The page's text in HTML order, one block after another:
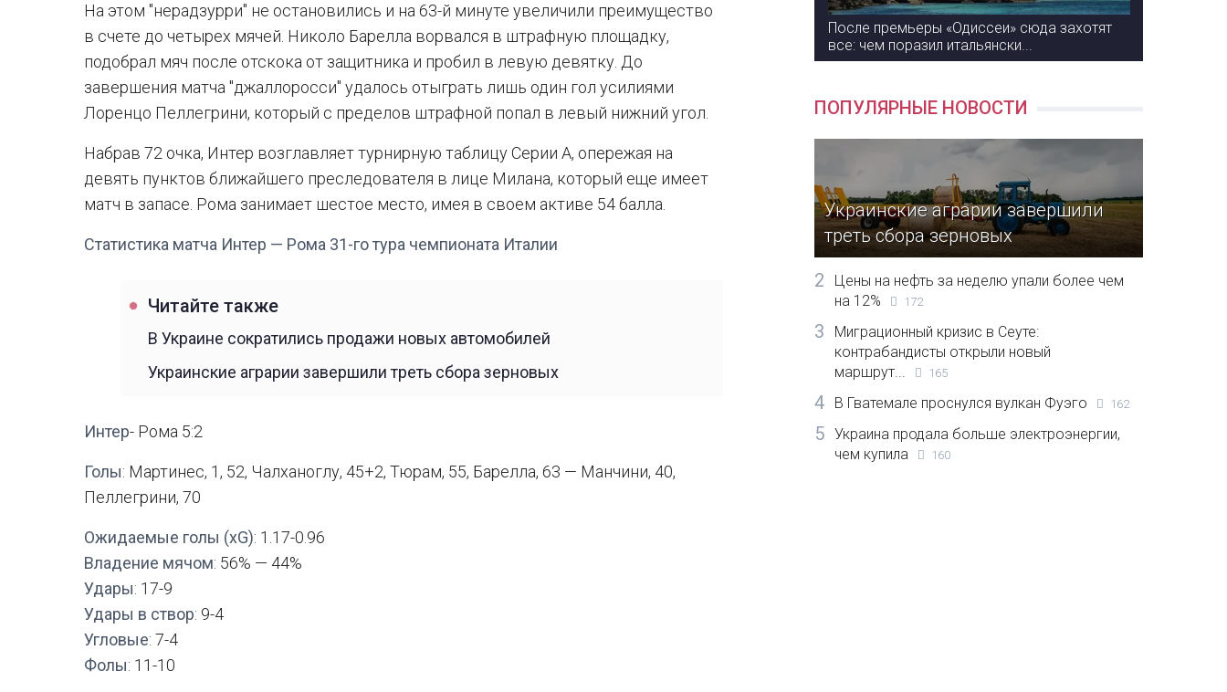
На этом "нерадзурри" не остановились и на 63-й минуте увеличили преимущество
в счете до четырех мячей. Николо Барелла ворвался в штрафную площадку,
подобрал мяч после отскока от защитника и пробил в левую девятку. До
завершения матча "джаллоросси" удалось отыграть лишь один гол усилиями
Лоренцо Пеллегрини, который с пределов штрафной попал в левый нижний угол.
Набрав 72 очка, Интер возглавляет турнирную таблицу Серии А, опережая на
девять пунктов ближайшего преследователя в лице Милана, который еще имеет
матч в запасе. Рома занимает шестое место, имея в своем активе 54 балла.
Статистика матча Интер — Рома 31-го тура чемпионата Италии
Читайте также
В Украине сократились продажи новых автомобилей
Украинские аграрии завершили треть сбора зерновых
Интер- Рома 5:2
Голы: Мартинес, 1, 52, Чалханоглу, 45+2, Тюрам, 55, Барелла, 63 — Манчини, 40,
Пеллегрини, 70
Ожидаемые голы (xG): 1.17-0.96
Владение мячом: 56% — 44%
Удары: 17-9
Удары в створ: 9-4
Угловые: 7-4
Фолы: 11-10
После премьеры «Одиссеи» сюда захотят
все: чем поразил итальянски...
ПОПУЛЯРНЫЕ НОВОСТИ
Украинские аграрии завершили
треть сбора зерновых
2
Цены на нефть за неделю упали более чем
на 12%
172
3
Миграционный кризис в Сеуте:
контрабандисты открыли новый
маршрут...
165
4 В Гватемале проснулся вулкан Фуэго 162
5
Украина продала больше электроэнергии,
чем купила
160